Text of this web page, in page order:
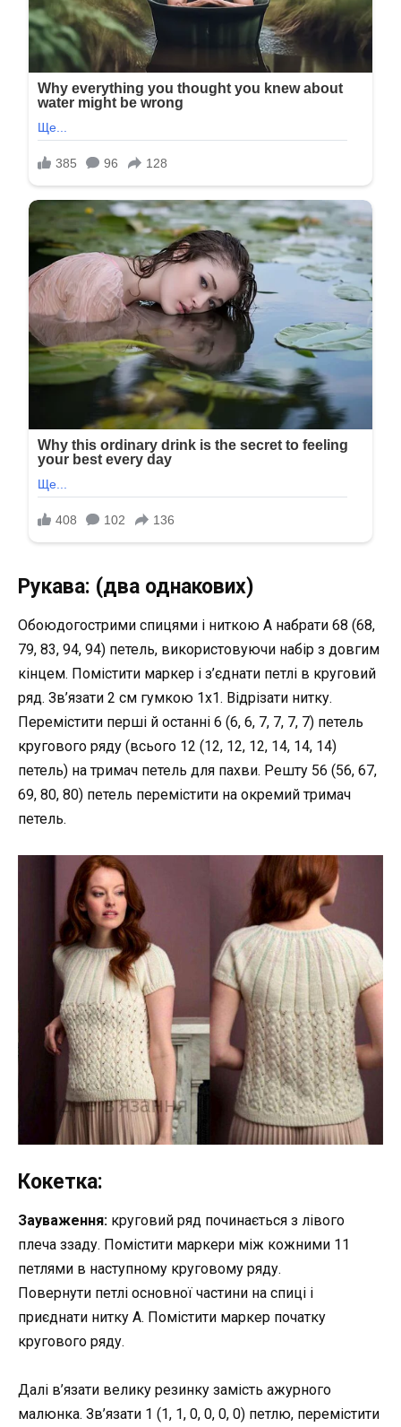
Рукава: (два однакових)
Обоюдогострими спицями і ниткою А набрати 68 (68,
79, 83, 94, 94) петель, використовуючи набір з довгим
кінцем. Помістити маркер і з’єднати петлі в круговий
ряд. Зв’язати 2 см гумкою 1х1. Відрізати нитку.
Перемістити перші й останні 6 (6, 6, 7, 7, 7, 7) петель
кругового ряду (всього 12 (12, 12, 12, 14, 14, 14)
петель) на тримач петель для пахви. Решту 56 (56, 67,
69, 80, 80) петель перемістити на окремий тримач
петель.
Кокетка:
Зауваження: круговий ряд починається з лівого
плеча ззаду. Помістити маркери між кожними 11
петлями в наступному круговому ряду.
Повернути петлі основної частини на спиці і
приєднати нитку А. Помістити маркер початку
кругового ряду.
Далі в’язати велику резинку замість ажурного
малюнка. Зв’язати 1 (1, 1, 0, 0, 0, 0) петлю, перемістити